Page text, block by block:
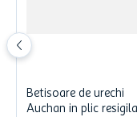
Betisoare de urechi
Auchan in plic